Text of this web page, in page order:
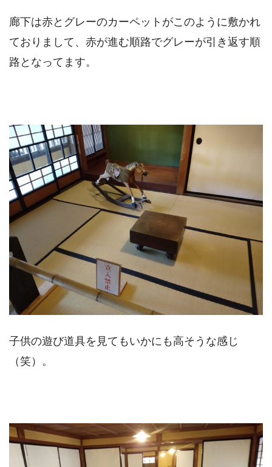
廊下は赤とグレーのカーペットがこのように敷かれ
ておりまして、赤が進む順路でグレーが引き返す順
路となってます。
子供の遊び道具を見てもいかにも高そうな感じ
（笑）。